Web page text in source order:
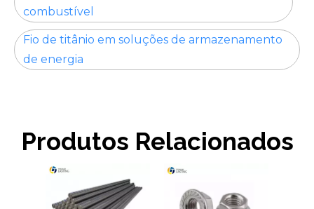
combustível
Fio de titânio em soluções de armazenamento
de energia
Produtos Relacionados